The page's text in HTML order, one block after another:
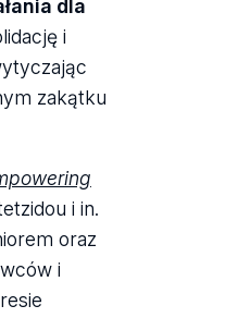
dla
i
zakątku
i in.
oraz
i